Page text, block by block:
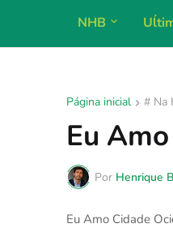
NHB
Página inicial # Na
Eu
Por Henrique
Eu Amo Cidade